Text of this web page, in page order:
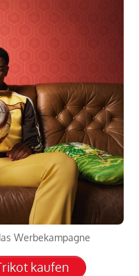
Werbekampagne
kaufen